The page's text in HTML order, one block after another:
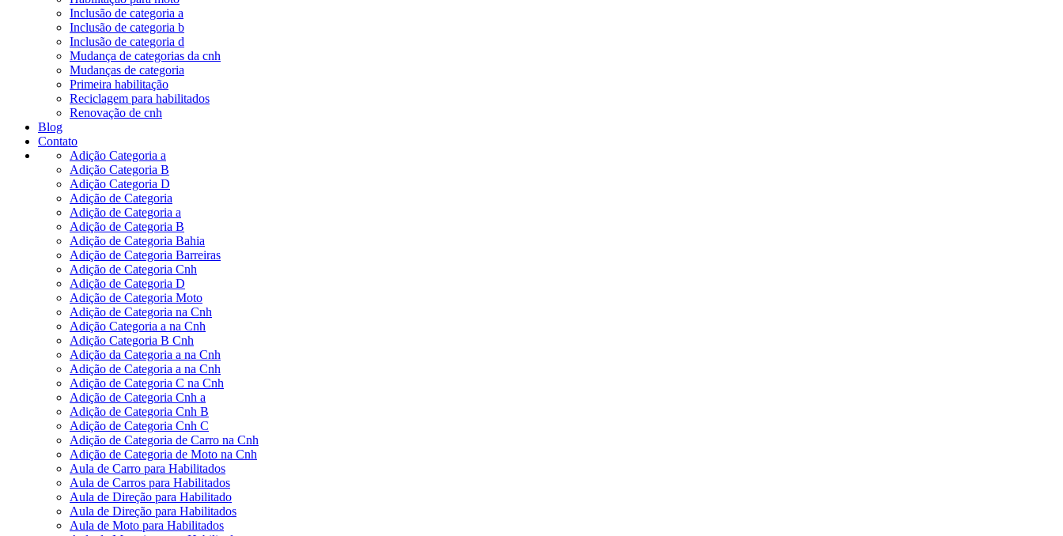
Inclusão de categoria a
Inclusão de categoria b
Inclusão de categoria d
Mudança de categorias da cnh
Mudanças de categoria
Primeira habilitação
Reciclagem para habilitados
Renovação de cnh
Blog
Contato
Adição Categoria a
Adição Categoria B
Adição Categoria D
Adição de Categoria
Adição de Categoria a
Adição de Categoria B
Adição de Categoria Bahia
Adição de Categoria Barreiras
Adição de Categoria Cnh
Adição de Categoria D
Adição de Categoria Moto
Adição de Categoria na Cnh
Adição Categoria a na Cnh
Adição Categoria B Cnh
Adição da Categoria a na Cnh
Adição de Categoria a na Cnh
Adição de Categoria C na Cnh
Adição de Categoria Cnh a
Adição de Categoria Cnh B
Adição de Categoria Cnh C
Adição de Categoria de Carro na Cnh
Adição de Categoria de Moto na Cnh
Aula de Carro para Habilitados
Aula de Carros para Habilitados
Aula de Direção para Habilitado
Aula de Direção para Habilitados
Aula de Moto para Habilitados